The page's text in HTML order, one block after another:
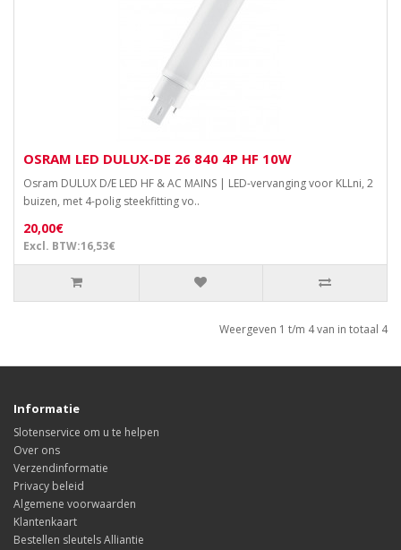
OSRAM LED DULUX-DE 26 840 4P HF 10W
Osram DULUX D/E LED HF & AC MAINS | LED-vervanging voor KLLni, 2
buizen, met 4-polig steekfitting vo..
20,00€
Excl. BTW:16,53€
Weergeven 1 t/m 4 van in totaal 4
Informatie
Slotenservice om u te helpen
Over ons
Verzendinformatie
Privacy beleid
Algemene voorwaarden
Klantenkaart
Bestellen sleutels Alliantie